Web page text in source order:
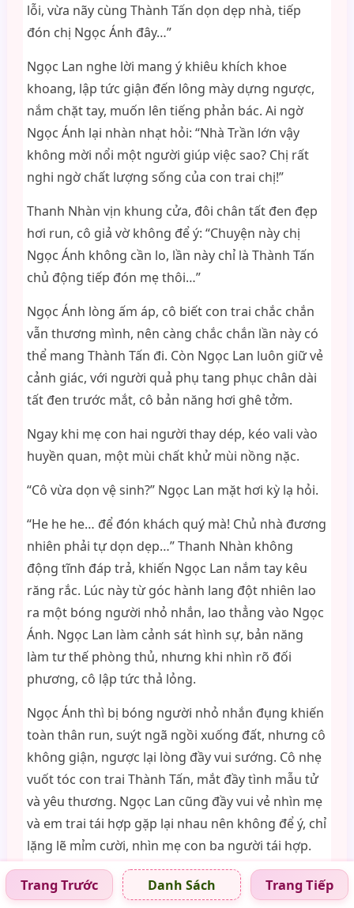
lỗi, vừa nãy cùng Thành Tấn dọn dẹp nhà, tiếp
đón chị Ngọc Ánh đây…”
Ngọc Lan nghe lời mang ý khiêu khích khoe
khoang, lập tức giận đến lông mày dựng ngược,
nắm chặt tay, muốn lên tiếng phản bác. Ai ngờ
Ngọc Ánh lại nhàn nhạt hỏi: “Nhà Trần lớn vậy
không mời nổi một người giúp việc sao? Chị rất
nghi ngờ chất lượng sống của con trai chị!”
Thanh Nhàn vịn khung cửa, đôi chân tất đen đẹp
hơi run, cô giả vờ không để ý: “Chuyện này chị
Ngọc Ánh không cần lo, lần này chỉ là Thành Tấn
chủ động tiếp đón mẹ thôi…”
Ngọc Ánh lòng ấm áp, cô biết con trai chắc chắn
vẫn thương mình, nên càng chắc chắn lần này có
thể mang Thành Tấn đi. Còn Ngọc Lan luôn giữ vẻ
cảnh giác, với người quả phụ tang phục chân dài
tất đen trước mắt, cô bản năng hơi ghê tởm.
Ngay khi mẹ con hai người thay dép, kéo vali vào
huyền quan, một mùi chất khử mùi nồng nặc.
“Cô vừa dọn vệ sinh?” Ngọc Lan mặt hơi kỳ lạ hỏi.
“He he he… để đón khách quý mà! Chủ nhà đương
nhiên phải tự dọn dẹp…” Thanh Nhàn không
động tĩnh đáp trả, khiến Ngọc Lan nắm tay kêu
răng rắc. Lúc này từ góc hành lang đột nhiên lao
ra một bóng người nhỏ nhắn, lao thẳng vào Ngọc
Ánh. Ngọc Lan làm cảnh sát hình sự, bản năng
làm tư thế phòng thủ, nhưng khi nhìn rõ đối
phương, cô lập tức thả lỏng.
Ngọc Ánh thì bị bóng người nhỏ nhắn đụng khiến
toàn thân run, suýt ngã ngồi xuống đất, nhưng cô
không giận, ngược lại lòng đầy vui sướng. Cô nhẹ
vuốt tóc con trai Thành Tấn, mắt đầy tình mẫu tử
và yêu thương. Ngọc Lan cũng đầy vui vẻ nhìn mẹ
và em trai tái hợp gặp lại nhau nên không để ý, chỉ
lặng lẽ mỉm cười, nhìn mẹ con ba người tái hợp.
Thành Tấn vùi đầu vào giữa bộ ngực khổng lồ
trơn mịn trước ngực mẹ Ngọc Ánh, dù cách lớp
Trang Trước Danh Sách Trang Tiếp